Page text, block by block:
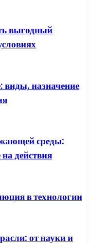
выгодный
назначение
среды:
действия
в технологии
от науки и